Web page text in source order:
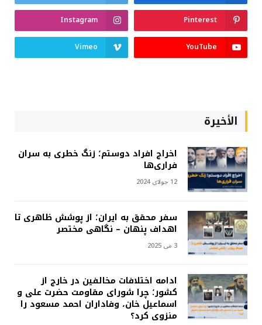
Pinterest
Instagram
YouTube
Vimeo
الأخيرة
اخراج افراد دوستم؛ زنگ خطری به سران
فراری‌ها
12 جولای 2024
سفر محقق به ایران؛ از پوشش ظاهری تا
اهداف پنهان – نگاهی مختصر
3 می 2025
ادامه اختلافات مخالفین در خارج از
کشور؛ چرا شورای مقاومت حضرت علی و
اسماعیل خان، وفاداران احمد مسعود را
منزوی کرد؟